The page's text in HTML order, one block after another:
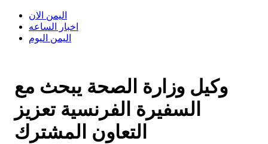
اليمن الان
اخبار الساعه
اليمن اليوم
وكيل وزارة الصحة يبحث مع
السفيرة الفرنسية تعزيز
التعاون المشترك